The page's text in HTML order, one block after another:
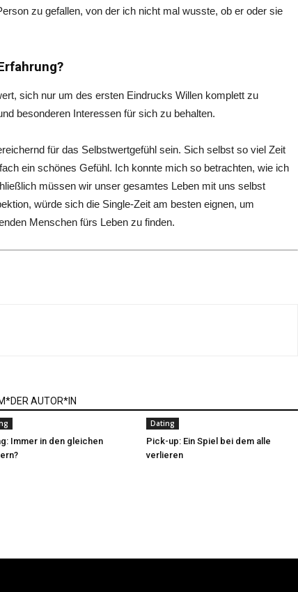
zu gefallen, von der ich nicht mal wusste, ob er oder sie
sich nur um des ersten Eindrucks Willen komplett zu
besonderen Interessen für sich zu behalten.
für das Selbstwertgefühl sein. Sich selbst so viel Zeit
ein schönes Gefühl. Ich konnte mich so betrachten, wie ich
müssen wir unser gesamtes Leben mit uns selbst
würde sich die Single-Zeit am besten eignen, um
Menschen fürs Leben zu finden.
AUTOR*IN
Immer in den gleichen
Dating
Pick-up: Ein Spiel bei dem alle
verlieren